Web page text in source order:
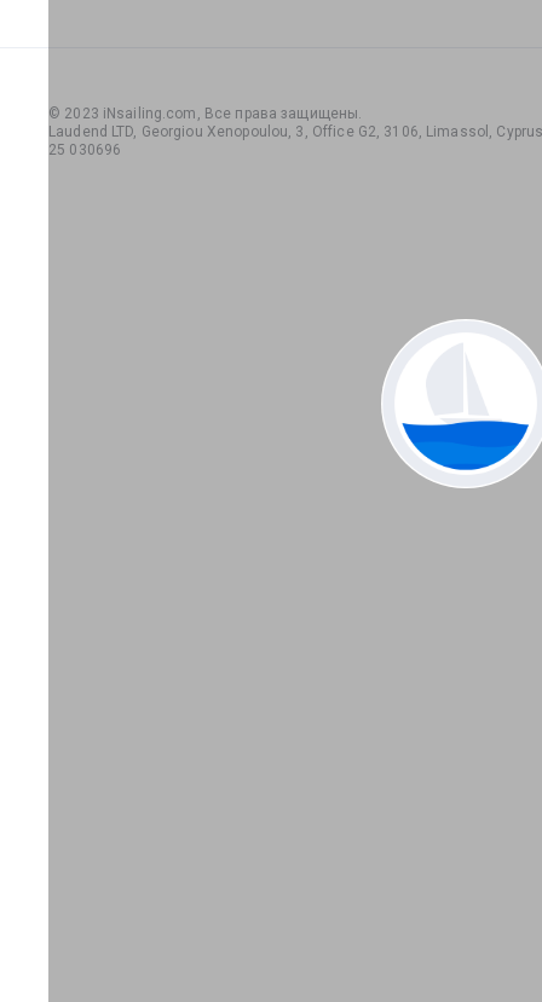
© 2023 iNsailing.com, Все права защищены.
Laudend LTD, Georgiou Xenopoulou, 3, Office G2, 3106, Limassol,
25 030696